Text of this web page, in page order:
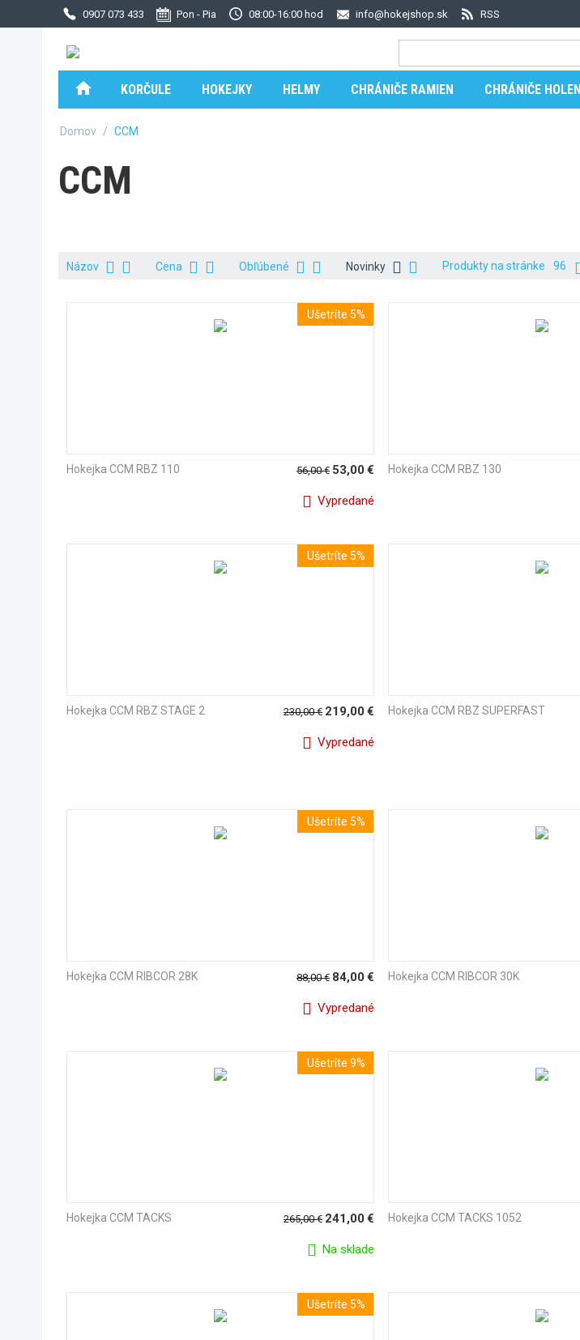
0907 073 433 Pon - Pia 08:00-16:00 hod info@hokejshop.sk RSS
KORČULE HOKEJKY HELMY CHRÁNIČE RAMIEN CHRÁNIČE HOLENÍ
Domov / CCM
CCM
Názov Cena Obľúbené Novinky Produkty na stránke 96
Ušetríte 5%
Hokejka CCM RBZ 110 56,00 € 53,00 €
Vypredané
Hokejka CCM RBZ 130
Ušetríte 5%
Hokejka CCM RBZ STAGE 2 230,00 € 219,00 €
Vypredané
Hokejka CCM RBZ SUPERFAST
Ušetríte 5%
Hokejka CCM RIBCOR 28K 88,00 € 84,00 €
Vypredané
Hokejka CCM RIBCOR 30K
Ušetríte 9%
Hokejka CCM TACKS 265,00 € 241,00 €
Na sklade
Hokejka CCM TACKS 1052
Ušetríte 5%